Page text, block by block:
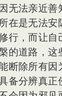
无法亲近善
在是无法安
行，而让自
的道路，这
断除所有因
备分辨真正